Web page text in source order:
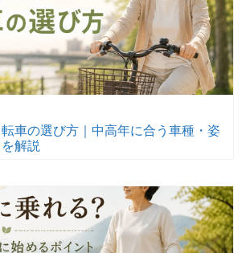
車の選び方｜中高年に合う車種・姿
解説